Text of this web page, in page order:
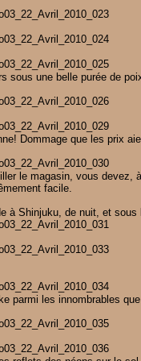
sous une belle purée de
Dommage que les prix
le magasin, vous devez,
facile.
à Shinjuku, de nuit, et
parmi les innombrables